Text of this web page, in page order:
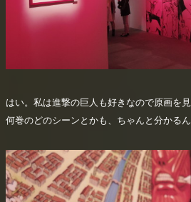
はい。私は進撃の巨人も好きなので原画を見
何巻のどのシーンとかも、ちゃんと分かるん